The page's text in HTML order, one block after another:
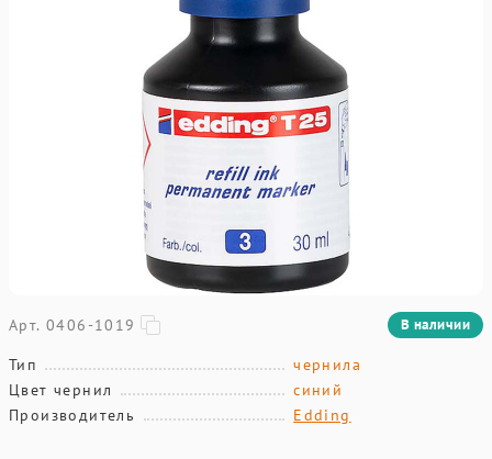
Арт. 0406-1019 В наличии
Тип
чернила
Цвет чернил
синий
Производитель
Edding